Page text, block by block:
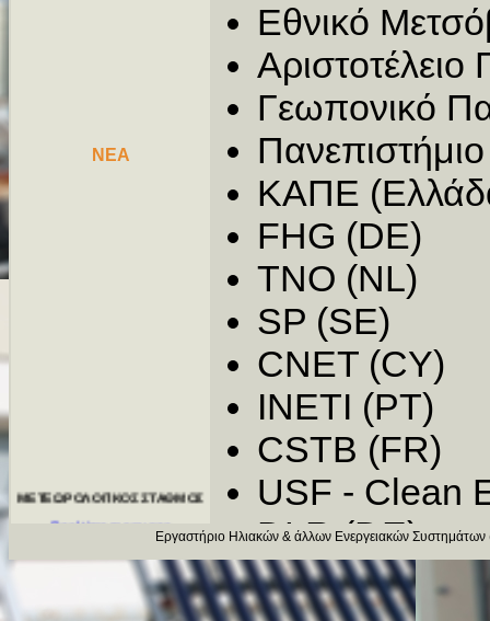
NEA
ΒΙΒΛΙΟ ΑΦΑΛΑΤΩΣΗΣ
Θερμική Ηλιακή Αφαλάτωση:
Εφαρμογές της ηλιακής ενέργειας
Βραδιά Ερευνητή
(pre-event)
Εθνικό
Γεωπονικό
ΚΑΠΕ
FHG (DE)
TNO (NL)
SP (SE)
CNET (CY)
INETI (PT)
CSTB (FR)
USF - Clean
DLR (DE)
Κινεζική
Εργαστήριο Ηλιακών & άλλων Ενεργειακών